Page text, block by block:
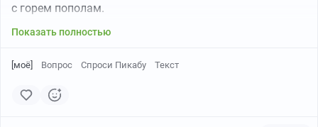
с горем пополам.
Показать полностью
[моё] Вопрос Спроси Пикабу Текст